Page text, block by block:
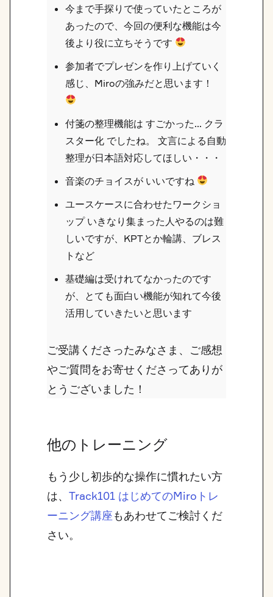
今まで手探りで使っていたところが
あったので、今回の便利な機能は今
後より役に立ちそうです
参加者でプレゼンを作り上げていく
感じ、Miroの強みだと思います！
付箋の整理機能は すごかった… クラ
スター化 でしたね。 文言による自動
整理が日本語対応してほしい・・・
音楽のチョイスが いいですね
ユースケースに合わせたワークショ
ップ いきなり集まった人やるのは難
しいですが、KPTとか輪講、ブレス
トなど
基礎編は受けれてなかったのです
が、とても面白い機能が知れて今後
活用していきたいと思います
ご受講くださったみなさま、ご感想
やご質問をお寄せくださってありが
とうございました！
他のトレーニング
もう少し初歩的な操作に慣れたい方
は、 Track101 はじめてのMiroトレ
ーニング講座もあわせてご検討くだ
さい。